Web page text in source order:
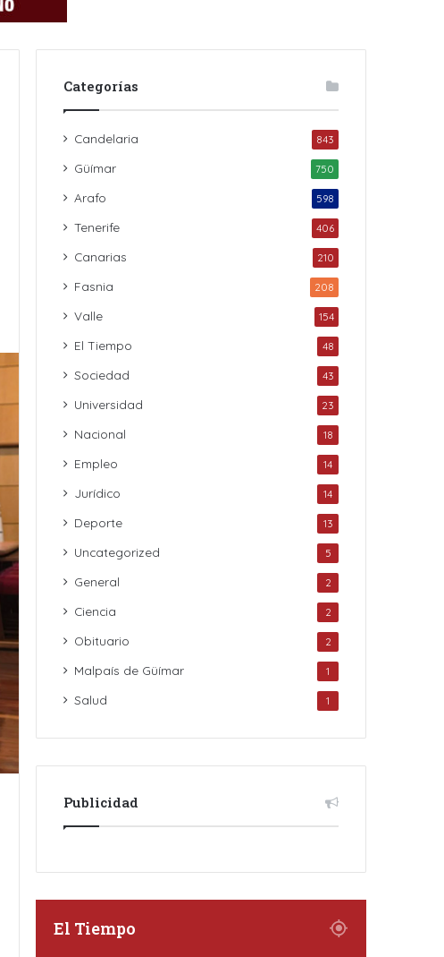
Categorías
Candelaria 843
Güímar 750
Arafo 598
Tenerife 406
Canarias 210
Fasnia 208
Valle 154
El Tiempo 48
Sociedad 43
Universidad 23
Nacional 18
Empleo 14
Jurídico 14
Deporte 13
Uncategorized 5
General 2
Ciencia 2
Obituario 2
Malpaís de Güímar 1
Salud 1
Publicidad
El Tiempo